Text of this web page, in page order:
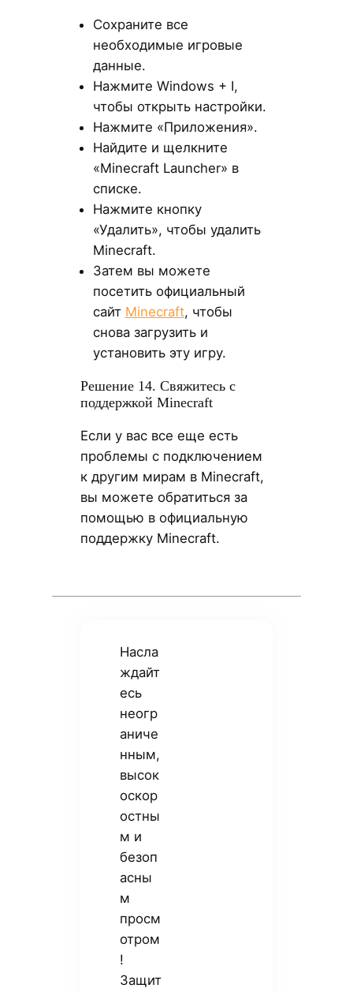
Сохраните все
необходимые игровые
данные.
Нажмите Windows + I,
чтобы открыть настройки.
Нажмите «Приложения».
Найдите и щелкните
«Minecraft Launcher» в
списке.
Нажмите кнопку
«Удалить», чтобы удалить
Minecraft.
Затем вы можете
посетить официальный
сайт Minecraft, чтобы
снова загрузить и
установить эту игру.
Решение 14. Свяжитесь с
поддержкой Minecraft
Если у вас все еще есть
проблемы с подключением
к другим мирам в Minecraft,
вы можете обратиться за
помощью в официальную
поддержку Minecraft.
Насла
ждайт
есь
неогр
аниче
нным,
высок
оскор
остны
м и
безоп
асны
м
просм
отром
!
Защит